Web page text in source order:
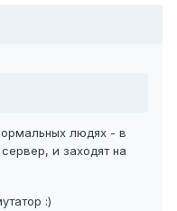
людях - в
и заходят на
:)